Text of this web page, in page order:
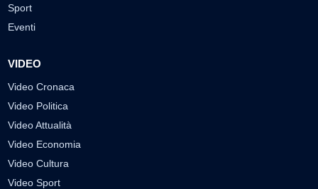
Sport
Eventi
VIDEO
Video Cronaca
Video Politica
Video Attualità
Video Economia
Video Cultura
Video Sport